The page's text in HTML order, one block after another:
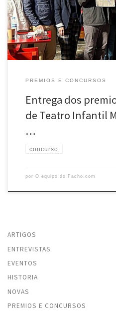
Nenos, unha das citas máis
agrupación. No acto participaron
PREMIOS E CONCURSOS
Entrega dos
de Teatro Infantil
…
concurso
por O equipo do Facho.com
ARTIGOS
ENTREVISTAS
EVENTOS
HISTORIA
NOVAS
PREMIOS E CONCURSOS